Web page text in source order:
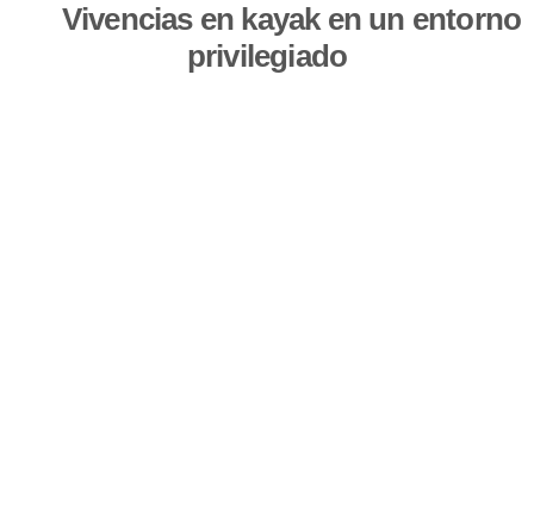
Vivencias en kayak en un entorno
privilegiado